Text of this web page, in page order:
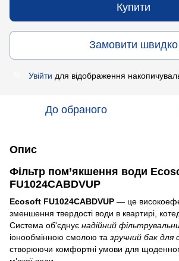
Купити
Замовити швидко
Увійти для відображення
До обраного
Опис
Фільтр пом’якшення води
FU1024CABDVUP
Ecosoft FU1024CABDVUP — це
зменшення твердості води в квартирі,
Система об'єднує надійний
іонообмінною смолою та зручний бак для
створюючи комфортні умови для